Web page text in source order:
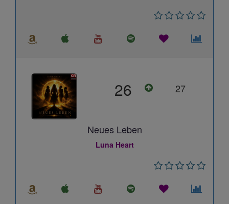
26 27
Neues Leben
Luna Heart